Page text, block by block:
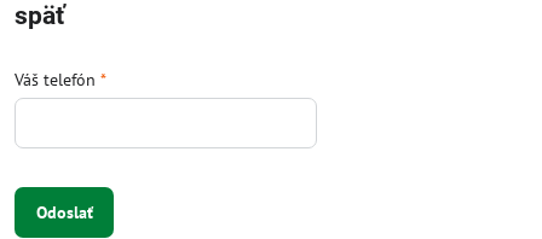
späť
Váš telefón *
Odoslať